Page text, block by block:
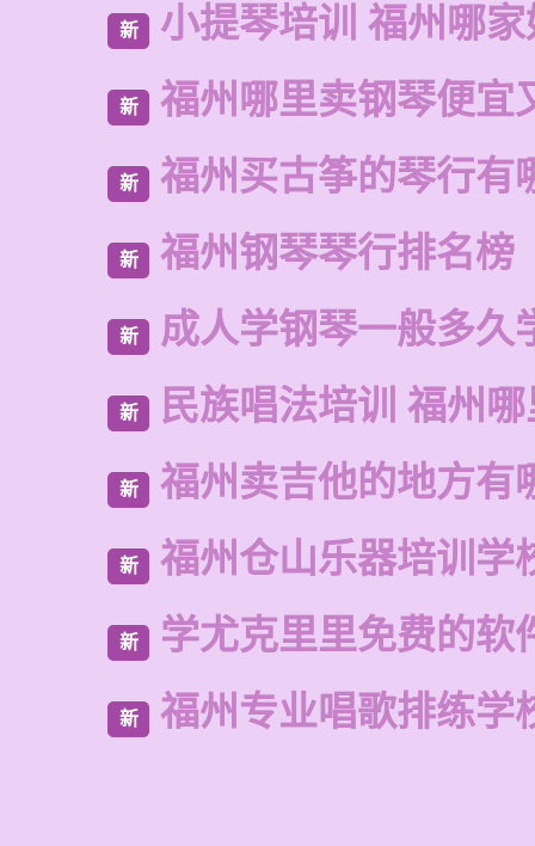
新 小提琴培训 福州哪
新 福州哪里卖钢琴便宜
新 福州买古筝的琴行有
新 福州钢琴琴行排名榜
新 成人学钢琴一般多久
新 民族唱法培训 福州
新 福州卖吉他的地方有
新 福州仓山乐器培训学
新 学尤克里里免费的软
新 福州专业唱歌排练学